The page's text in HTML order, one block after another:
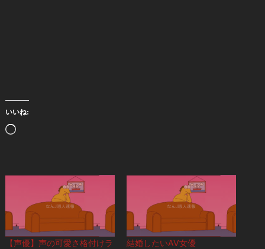
いいね:
読
み
【声優】声の可愛さ格付けラ
結婚したいAV女優